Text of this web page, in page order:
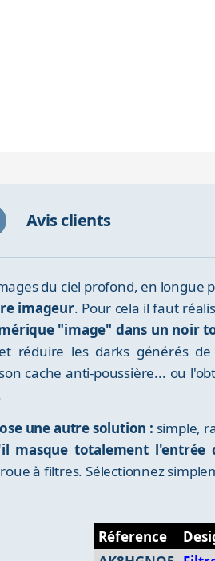
Avis clients
du ciel profond, en longue
imageur. Pour cela il faut
"image" dans un noir
et réduire les darks générés
cache anti-poussière... ou
une autre solution : simple,
masque totalement l'entrée
à filtres. Sélectionnez
Réference